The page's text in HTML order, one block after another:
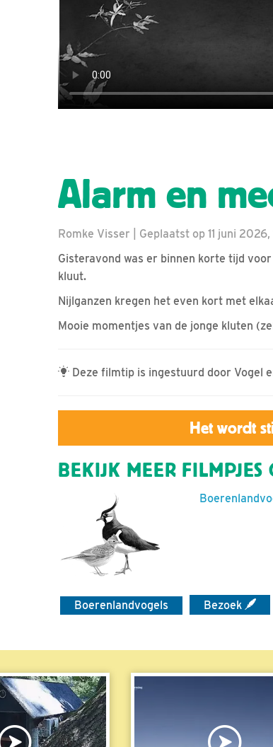
Alarm en
Romke Visser | Geplaatst op 11 juni 2026,
Gisteravond was er binnen korte tijd
kluut.
Nijlganzen kregen het even kort met
Mooie momentjes van de jonge kluten
Deze filmtip is ingestuurd door Vogel
Het wordt
BEKIJK MEER FILMPJES
Boerenlandvogels Bezoek